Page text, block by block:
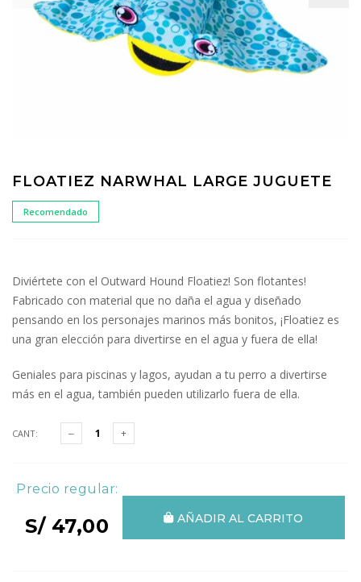
FLOATIEZ NARWHAL LARGE JUGUETE
Recomendado
Diviértete con el Outward Hound Floatiez! Son flotantes!
Fabricado con material que no daña el agua y diseñado
pensando en los personajes marinos más bonitos, ¡Floatiez es
una gran elección para divertirse en el agua y fuera de ella!
Geniales para piscinas y lagos, ayudan a tu perro a divertirse
más en el agua, también pueden utilizarlo fuera de ella.
CANT:
Precio regular:
S/ 47,00 AÑADIR AL CARRITO